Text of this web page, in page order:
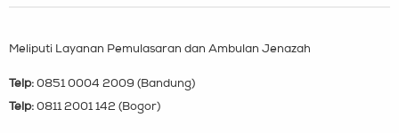
Meliputi Layanan Pemulasaran dan Ambulan Jenazah
Telp: 0851 0004 2009 (Bandung)
Telp: 0811 2001 142 (Bogor)